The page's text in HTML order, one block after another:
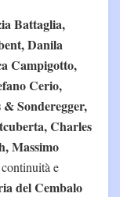
Battaglia,
Danila
Campigotto,
Cerio,
Sonderegger,
Charles
Massimo
e
del Cembalo